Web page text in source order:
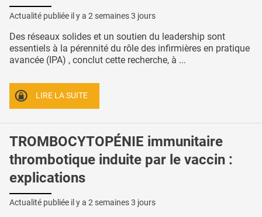
Actualité publiée il y a 2 semaines 3 jours
Des réseaux solides et un soutien du leadership sont
essentiels à la pérennité du rôle des infirmières en pratique
avancée (IPA) , conclut cette recherche, à ...
LIRE LA SUITE
TROMBOCYTOPÉNIE immunitaire
thrombotique induite par le vaccin :
explications
Actualité publiée il y a 2 semaines 3 jours